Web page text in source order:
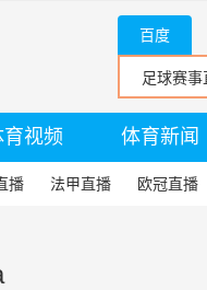
百度
育视频 体育新闻
播 法甲直播 欧冠直播